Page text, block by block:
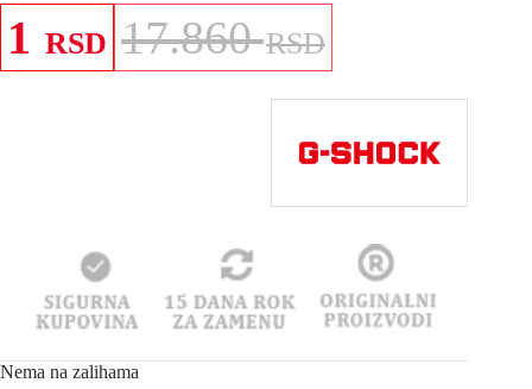
17.860RSD
1 RSD
Nema na zalihama